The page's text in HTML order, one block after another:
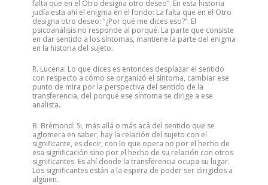
falta que en el Otro designa otro deseo”. En esta historia
judía esta ahí el enigma en el fondo: La falta que en el Otro
designa otro deseo: “¿Por qué me dices eso?”. El
psicoanálisis no responde al porqué. La parte que consiste
en dar sentido a los síntomas, mantiene la parte del enigma
en la historia del sujeto.
R. Lucena: Lo que dices es entonces desplazar el sentido
con respecto a cómo se organizó el síntoma, cambiar ese
punto de mira por la perspectiva del sentido de la
transferencia, del porqué ese síntoma se dirige a ese
analista.
B. Brémond: Si, más allá o más acá del sentido que se
aglomera en saber, hay la relación del sujeto con el
significante, es decir, con lo que opera no por el hecho de
esa significación sino por el hecho de su relación con otros
significantes. Es ahí donde la transferencia ocupa su lugar.
Los significantes están a la espera de poder ser dirigidos a
alguien.